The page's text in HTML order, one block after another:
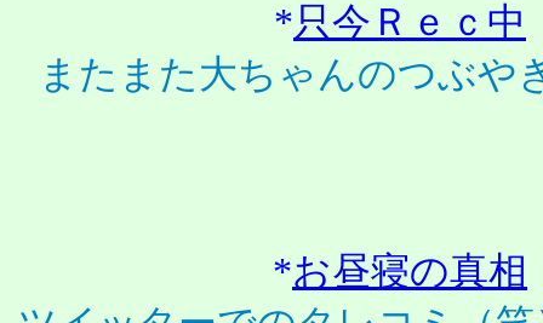
*只今Ｒｅｃ中
またまた大ちゃんのつぶや
*お昼寝の真相